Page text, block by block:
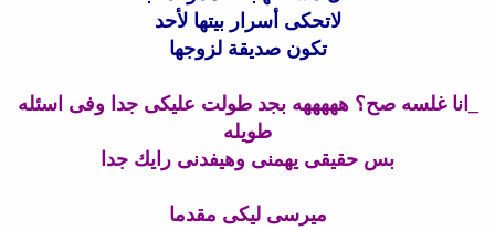
لاتحكى أسرار بيتها لأحد
تكون صديقة لزوجها
_انا غلسه صح؟ هههههه بجد طولت عليكى جدا وفى اسئله
طويله
بس حقيقى يهمنى وهيفدنى رايك جدا
ميرسى ليكى مقدما